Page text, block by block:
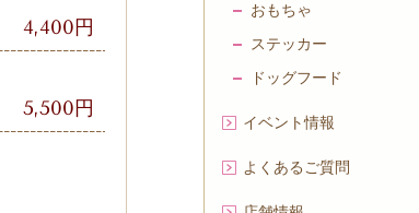
4,400円
5,500円
おもちゃ
ステッカー
ドッグフード
イベント情報
よくあるご質問